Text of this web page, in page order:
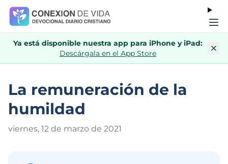
Ya está disponible nuestra app para iPhone y iPad:
Descárgala en el App Store
La remuneración de la
humildad
viernes, 12 de marzo de 2021